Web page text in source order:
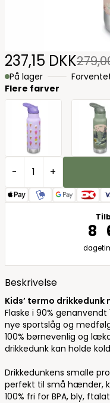
237,15 DKK
På lager
Flere farver
-
+
8
dage
Beskrivelse
Kids’ termo drikkedunk
Flaske i 90%
nye sportslåg og
100% børnevenlig og
drikkedunk kan holde
Drikkedunkens smalle
perfekt til små hænder,
100% fri for BPA, bly,